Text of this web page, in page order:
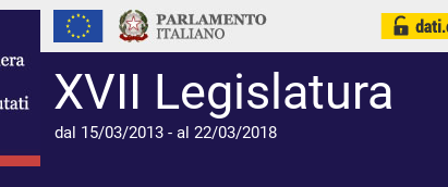
XVII Legislatura
dal 15/03/2013 - al 22/03/2018